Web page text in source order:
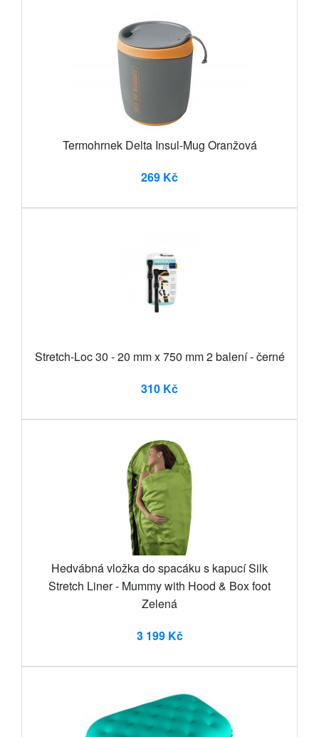
Termohrnek Delta Insul-Mug Oranžová
269 Kč
Stretch-Loc 30 - 20 mm x 750 mm 2 balení - černé
310 Kč
Hedvábná vložka do spacáku s kapucí Silk
Stretch Liner - Mummy with Hood & Box foot
Zelená
3 199 Kč